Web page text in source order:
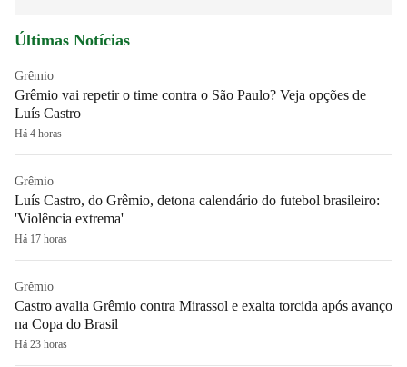
Últimas Notícias
Grêmio
Grêmio vai repetir o time contra o São Paulo? Veja opções de
Luís Castro
Há 4 horas
Grêmio
Luís Castro, do Grêmio, detona calendário do futebol brasileiro:
'Violência extrema'
Há 17 horas
Grêmio
Castro avalia Grêmio contra Mirassol e exalta torcida após avanço
na Copa do Brasil
Há 23 horas